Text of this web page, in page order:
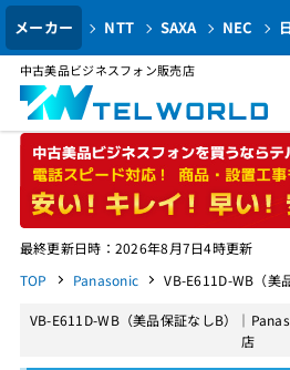
メーカー NTT SAXA NEC
中古美品ビジネスフォン販売店
最終更新日時：2026年8月7日4時更新
TOP
Panasonic VB-E611D-WB（美
VB-E611D-WB（美品保証なしB）｜
店